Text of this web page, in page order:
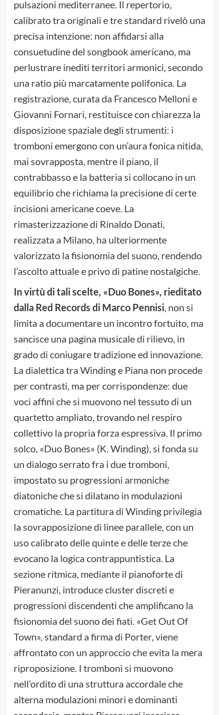
pulsazioni mediterranee. Il repertorio,
calibrato tra originali e tre standard rivelò una
precisa intenzione: non affidarsi alla
consuetudine del songbook americano, ma
perlustrare inediti territori armonici, secondo
una ratio più marcatamente polifonica. La
registrazione, curata da Francesco Melloni e
Giovanni Fornari, restituisce con chiarezza la
disposizione spaziale degli strumenti: i
tromboni emergono con un’aura fonica nitida,
mai sovrapposta, mentre il piano, il
contrabbasso e la batteria si collocano in un
equilibrio che richiama la precisione di certe
incisioni americane coeve. La
rimasterizzazione di Rinaldo Donati,
realizzata a Milano, ha ulteriormente
valorizzato la fisionomia del suono, rendendo
l’ascolto attuale e privo di patine nostalgiche.
In virtù di tali scelte, «Duo Bones», rieditato
dalla Red Records di Marco Pennisi, non si
limita a documentare un incontro fortuito, ma
sancisce una pagina musicale di rilievo, in
grado di coniugare tradizione ed innovazione.
La dialettica tra Winding e Piana non procede
per contrasti, ma per corrispondenze: due
voci affini che si muovono nel tessuto di un
quartetto ampliato, trovando nel respiro
collettivo la propria forza espressiva. Il primo
solco, «Duo Bones» (K. Winding), si fonda su
un dialogo serrato fra i due tromboni,
impostato su progressioni armoniche
diatoniche che si dilatano in modulazioni
cromatiche. La partitura di Winding privilegia
la sovrapposizione di linee parallele, con un
uso calibrato delle quinte e delle terze che
evocano la logica contrappuntistica. La
sezione ritmica, mediante il pianoforte di
Pieranunzi, introduce cluster discreti e
progressioni discendenti che amplificano la
fisionomia del suono dei fiati. «Get Out Of
Town», standard a firma di Porter, viene
affrontato con un approccio che evita la mera
riproposizione. I tromboni si muovono
nell’ordito di una struttura accordale che
alterna modulazioni minori e dominanti